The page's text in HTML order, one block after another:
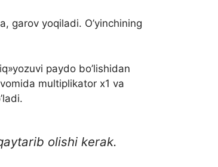
garov yoqiladi. O’yinchining
paydo bo’lishidan
multiplikator x1 va
olishi kerak.